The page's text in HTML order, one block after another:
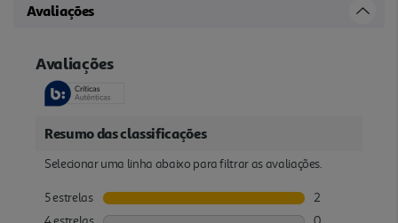
Avaliações